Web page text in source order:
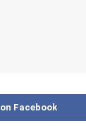
Facebook